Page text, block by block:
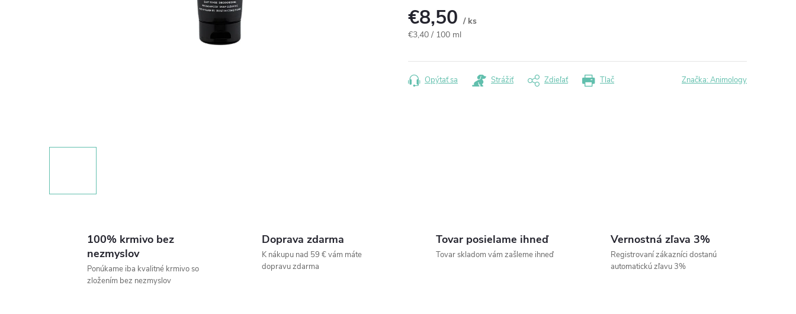
€8,50 / ks
Jednotková
€3,40 / 100 ml
Tlač
Opýtať sa Strážiť Zdieľať Značka: Animology
100% krmivo bez
nezmyslov
Ponúkame iba kvalitné krmivo so
zložením bez nezmyslov
Doprava zdarma
K nákupu nad 59 € vám máte
dopravu zdarma
Tovar posielame ihneď
Tovar skladom vám zašleme ihneď
Vernostná zľava 3%
Registrovaní zákazníci dostanú
automatickú zľavu 3%